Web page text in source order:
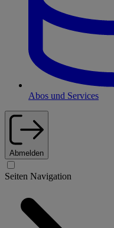
Abos und Services
Abmelden
Seiten Navigation